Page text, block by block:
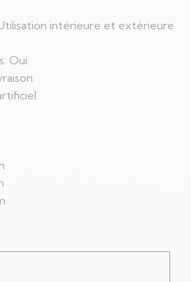
intérieure et extérieure
Oui